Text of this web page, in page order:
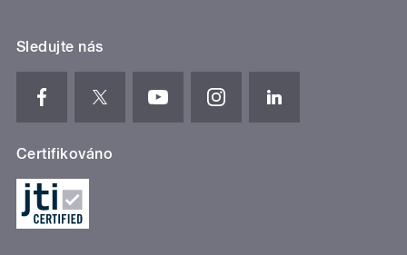
Sledujte nás
Certifikováno